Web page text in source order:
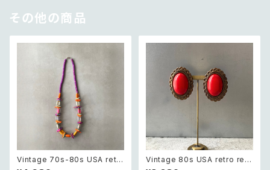
その他の商品
Vintage 70s-80s USA retr
Vintage 80s USA retro red